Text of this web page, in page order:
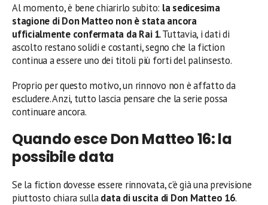
Al momento, è bene chiarirlo subito: la sedicesima
stagione di Don Matteo non è stata ancora
ufficialmente confermata da Rai 1. Tuttavia, i dati di
ascolto restano solidi e costanti, segno che la fiction
continua a essere uno dei titoli più forti del palinsesto.
Proprio per questo motivo, un rinnovo non è affatto da
escludere. Anzi, tutto lascia pensare che la serie possa
continuare ancora.
Quando esce Don Matteo 16: la
possibile data
Se la fiction dovesse essere rinnovata, c’è già una previsione
piuttosto chiara sulladata di uscita di Don Matteo 16.